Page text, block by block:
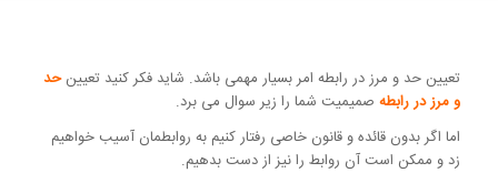
تعیین حد و مرز در رابطه امر بسیار مهمی باشد. شاید فکر کنید تعیینحد
و مرز در رابطه صمیمیت شما را زیر سوال می برد.
اما اگر بدون قائده و قانون خاصی رفتار کنیم به روابطمان آسیب خواهیم
زد و ممکن است آن روابط را نیز از دست بدهیم.